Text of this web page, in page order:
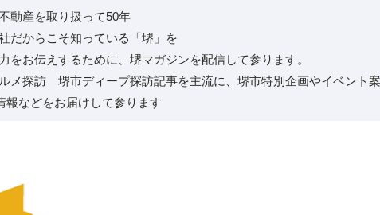
動産を取り扱って50年
だからこそ知っている「堺」を
をお伝えするために、堺マガジンを配信して参ります。
探訪 堺市ディープ探訪記事を主流に、堺市特別企画やイベント
報などをお届けして参ります